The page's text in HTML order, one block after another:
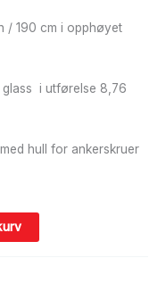
/ 190 cm i opphøyet
glass i utførelse 8,76
hull for ankerskruer